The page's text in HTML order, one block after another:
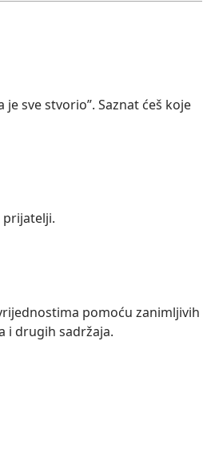
sve stvorio”. Saznat ćeš koje
prijatelji.
pomoću zanimljivih
i drugih sadržaja.